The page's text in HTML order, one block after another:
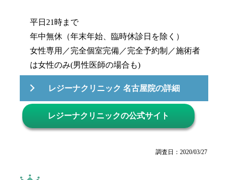
平日21時まで
年中無休（年末年始、臨時休診日を除く）
女性専用／完全個室完備／完全予約制／施術者
は女性のみ(男性医師の場合も)
レジーナクリニック 名古屋院の詳細
レジーナクリニックの公式サイト
調査日：2020/03/27